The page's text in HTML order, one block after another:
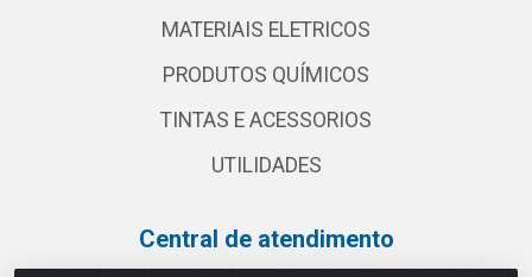
MATERIAIS ELETRICOS
PRODUTOS QUÍMICOS
TINTAS E ACESSORIOS
UTILIDADES
Central de atendimento